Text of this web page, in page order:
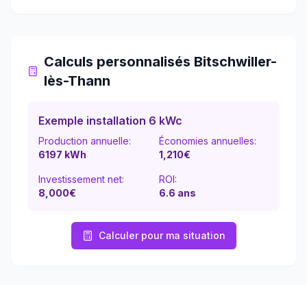
Calculs personnalisés Bitschwiller-
lès-Thann
Exemple installation 6 kWc
Production annuelle:
6197 kWh
Économies annuelles:
1,210€
Investissement net:
8,000€
ROI:
6.6 ans
Calculer pour ma situation